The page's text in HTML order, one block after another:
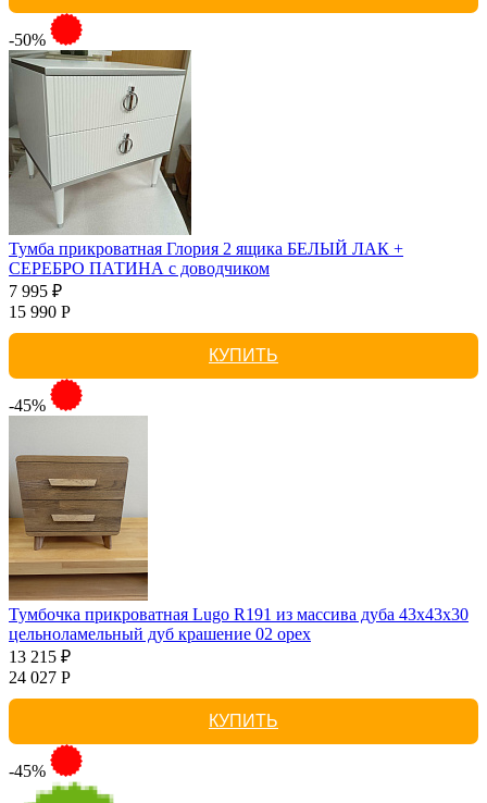
-50%
Тумба прикроватная Глория 2 ящика БЕЛЫЙ ЛАК +
СЕРЕБРО ПАТИНА с доводчиком
7 995 ₽
15 990 Р
КУПИТЬ
-45%
Тумбочка прикроватная Lugo R191 из массива дуба 43х43х30
цельноламельный дуб крашение 02 орех
13 215 ₽
24 027 Р
КУПИТЬ
-45%